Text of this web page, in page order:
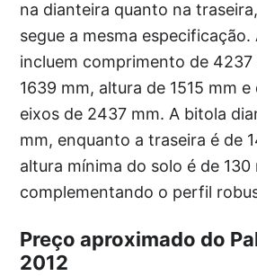
na dianteira quanto na
segue a mesma especificação.
incluem comprimento de 4237
1639 mm, altura de 1515 mm
eixos de 2437 mm. A bitola
mm, enquanto a traseira é de
altura mínima do solo é de 130
complementando o perfil
Preço aproximado do
2012